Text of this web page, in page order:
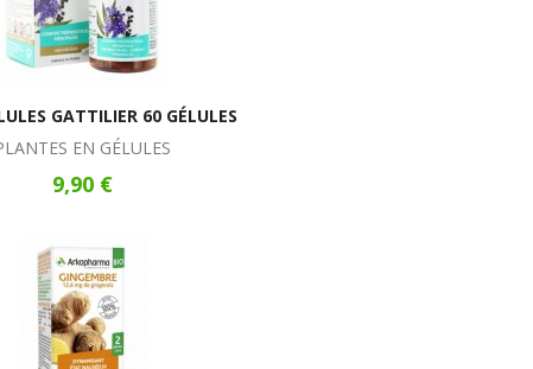
GATTILIER 60 GÉLULES
EN GÉLULES
9,90 €